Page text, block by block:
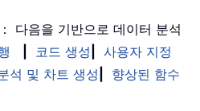
： 다음을 기반으로 데이터 분석
코드 생성
사용자 지정
석 및 차트 생성
향상된 함수